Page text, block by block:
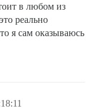
в любом из
реально
я сам оказываюсь